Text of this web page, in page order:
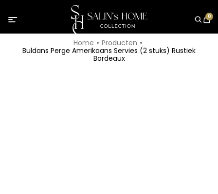
0
Home
Producten
Buldans Perge Amerikaans Servies (2 stuks) Rustiek
Bordeaux